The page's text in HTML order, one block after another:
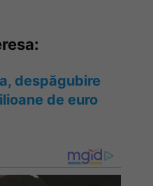
despăgubire
de euro